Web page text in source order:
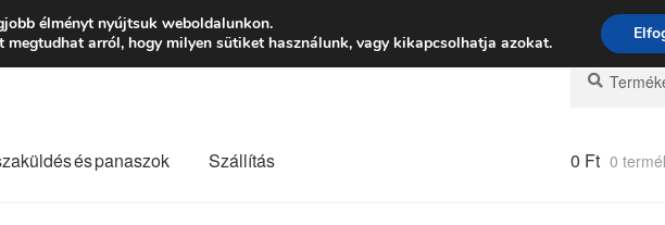
tól Hétfő-Péntek 9:00–16:0006 80
Keresés
Keresés
és panaszok Szállítás 0 Ft 0
élményt nyújtsuk weboldalunkon.
megtudhat arról, hogy milyen sütiket használunk, vagy kikapcsolhatja azokat.